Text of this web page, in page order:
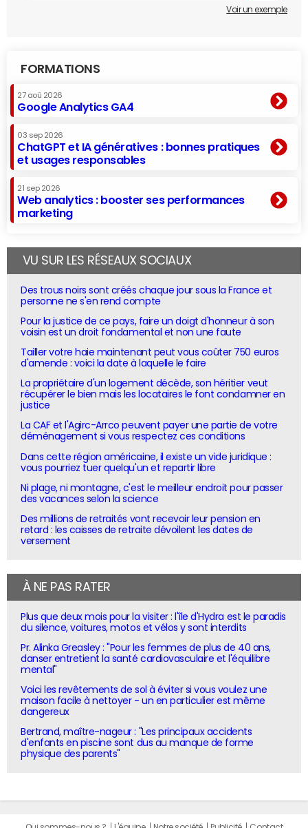
Voir un exemple
FORMATIONS
27 aoû 2026
Google Analytics GA4
03 sep 2026
ChatGPT et IA génératives : bonnes pratiques
et usages responsables
21 sep 2026
Web analytics : booster ses performances
marketing
VU SUR LES RÉSEAUX SOCIAUX
Des trous noirs sont créés chaque jour sous la France et
personne ne s'en rend compte
Pour la justice de ce pays, faire un doigt d'honneur à son
voisin est un droit fondamental et non une faute
Tailler votre haie maintenant peut vous coûter 750 euros
d'amende : voici la date à laquelle le faire
La propriétaire d'un logement décède, son héritier veut
récupérer le bien mais les locataires le font condamner en
justice
La CAF et l'Agirc-Arrco peuvent payer une partie de votre
déménagement si vous respectez ces conditions
Dans cette région américaine, il existe un vide juridique :
vous pourriez tuer quelqu'un et repartir libre
Ni plage, ni montagne, c'est le meilleur endroit pour passer
des vacances selon la science
Des millions de retraités vont recevoir leur pension en
retard : les caisses de retraite dévoilent les dates de
versement
À NE PAS RATER
Plus que deux mois pour la visiter : l'île d'Hydra est le paradis
du silence, voitures, motos et vélos y sont interdits
Pr. Alinka Greasley : "Pour les femmes de plus de 40 ans,
danser entretient la santé cardiovasculaire et l'équilibre
mental"
Voici les revêtements de sol à éviter si vous voulez une
maison facile à nettoyer - un en particulier est même
dangereux
Bertrand, maître-nageur : "Les principaux accidents
d'enfants en piscine sont dus au manque de forme
physique des parents"